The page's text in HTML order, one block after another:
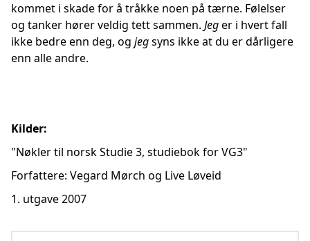
kommet i skade for å tråkke noen på tærne. Følelser
og tanker hører veldig tett sammen. Jeger i hvert fall
ikke bedre enn deg, og jegsyns ikke at du er dårligere
enn alle andre.
Kilder:
"Nøkler til norsk Studie 3, studiebok for VG3"
Forfattere: Vegard Mørch og Live Løveid
1. utgave 2007